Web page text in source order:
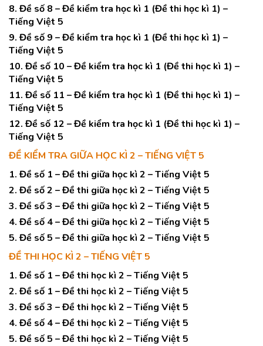
8. Đề số 8 – Đề kiểm tra học kì 1 (Đề thi học kì 1) –
Tiếng Việt 5
9. Đề số 9 – Đề kiểm tra học kì 1 (Đề thi học kì 1) –
Tiếng Việt 5
10. Đề số 10 – Đề kiểm tra học kì 1 (Đề thi học kì 1) –
Tiếng Việt 5
11. Đề số 11 – Đề kiểm tra học kì 1 (Đề thi học kì 1) –
Tiếng Việt 5
12. Đề số 12 – Đề kiểm tra học kì 1 (Đề thi học kì 1) –
Tiếng Việt 5
ĐỀ KIỂM TRA GIỮA HỌC KÌ 2 – TIẾNG VIỆT 5
1. Đề số 1 – Đề thi giữa học kì 2 – Tiếng Việt 5
2. Đề số 2 – Đề thi giữa học kì 2 – Tiếng Việt 5
3. Đề số 3 – Đề thi giữa học kì 2 – Tiếng Việt 5
4. Đề số 4 – Đề thi giữa học kì 2 – Tiếng Việt 5
5. Đề số 5 – Đề thi giữa học kì 2 – Tiếng Việt 5
ĐỀ THI HỌC KÌ 2 – TIẾNG VIỆT 5
1. Đề số 1 – Đề thi học kì 2 – Tiếng Việt 5
2. Đề số 1 – Đề thi học kì 2 – Tiếng Việt 5
3. Đề số 3 – Đề thi học kì 2 – Tiếng Việt 5
4. Đề số 4 – Đề thi học kì 2 – Tiếng Việt 5
5. Đề số 5 – Đề thi học kì 2 – Tiếng Việt 5